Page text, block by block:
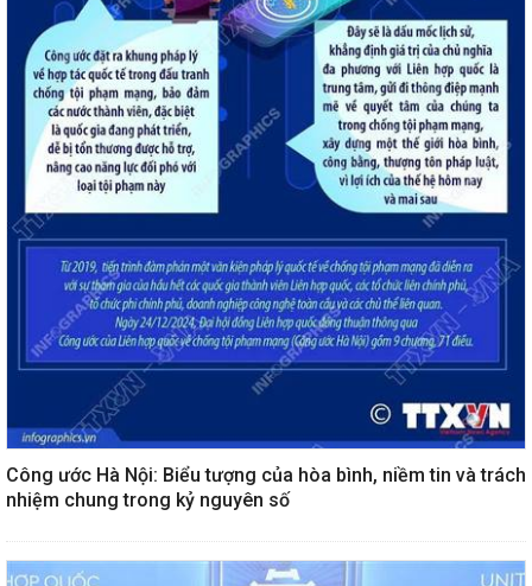
Công ước Hà Nội: Biểu tượng của hòa bình, niềm tin và trách
nhiệm chung trong kỷ nguyên số